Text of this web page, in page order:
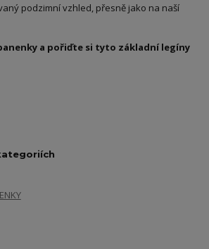
podzimní vzhled, přesně jako na naší
a pořiďte si tyto základní legíny